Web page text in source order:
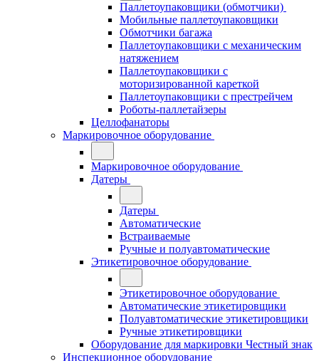
Паллетоупаковщики (обмотчики)
Мобильные паллетоупаковщики
Обмотчики багажа
Паллетоупаковщики с механическим
натяжением
Паллетоупаковщики с
моторизированной кареткой
Паллетоупаковщики с престрейчем
Роботы-паллетайзеры
Целлофанаторы
Маркировочное оборудование
Маркировочное оборудование
Датеры
Датеры
Автоматические
Встраиваемые
Ручные и полуавтоматические
Этикетировочное оборудование
Этикетировочное оборудование
Автоматические этикетировщики
Полуавтоматические этикетировщики
Ручные этикетировщики
Оборудование для маркировки Честный знак
Инспекционное оборудование